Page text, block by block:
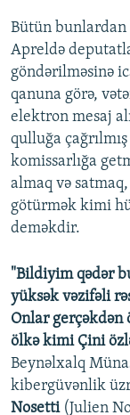
Bütün bunlardan
Apreldə
göndərilməsinə
qanuna görə,
elektron mesaj
qulluğa
komissarlığa
almaq və
götürmək kimi
deməkdir.
"Bildiyim qədər
yüksək vəzifəli
Onlar gerçəkdən
ölkə kimi Çini
Beynəlxalq
kibergüvənlik
Nosetti (Julien